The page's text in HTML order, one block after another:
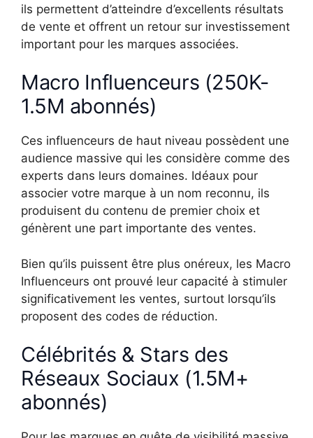
ils permettent d’atteindre d’excellents résultats
de vente et offrent un retour sur investissement
important pour les marques associées.
Macro Influenceurs (250K-
1.5M abonnés)
Ces influenceurs de haut niveau possèdent une
audience massive qui les considère comme des
experts dans leurs domaines. Idéaux pour
associer votre marque à un nom reconnu, ils
produisent du contenu de premier choix et
génèrent une part importante des ventes.
Bien qu’ils puissent être plus onéreux, les Macro
Influenceurs ont prouvé leur capacité à stimuler
significativement les ventes, surtout lorsqu’ils
proposent des codes de réduction.
Célébrités & Stars des
Réseaux Sociaux (1.5M+
abonnés)